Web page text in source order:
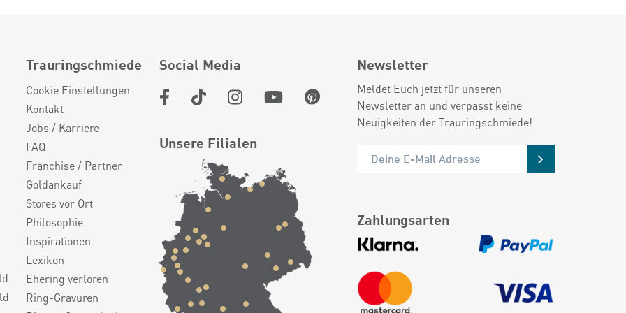
Trauringschmiede
Cookie Einstellungen
Kontakt
Jobs / Karriere
FAQ
Franchise / Partner
Goldankauf
Stores vor Ort
Philosophie
Inspirationen
Lexikon
Ehering verloren
Ring-Gravuren
Social Media
Unsere Filialen
Newsletter
Meldet Euch jetzt für unseren
Newsletter an und verpasst keine
Neuigkeiten der Trauringschmiede!
Zahlungsarten